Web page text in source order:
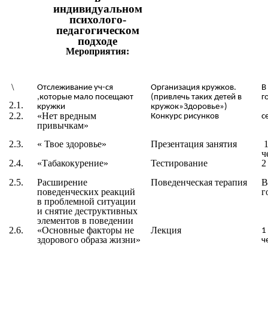
индивидуальном
психолого-
педагогическом
подходе
Мероприятия:
\
2.1.
Отслеживание уч-ся
,которые мало посещают
кружки
Организация кружков.
(привлечь таких детей в
кружок»Здоровье»)
2.2. «Нет вредным
привычкам»
Конкурс рисунков
2.3. « Твое здоровье» Презентация занятия
2.4.
«Табакокурение» Тестирование
2.5.
Расширение
поведенческих реакций
в проблемной ситуации
и снятие деструктивных
элементов в поведении
Поведенческая терапия
2.6. «Основные факторы не
здорового образа жизни»
Лекция
1